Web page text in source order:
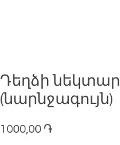
Դեղձի նեկտար
(նարնջագույն)
1000,00 ֏